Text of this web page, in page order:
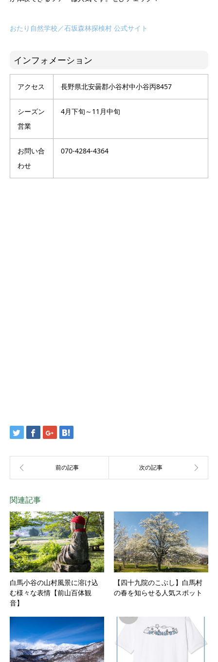
おたり自然学校／石坂森林探検村 公式サイト
インフォメーション
アクセス 長野県北安曇郡小谷村中小谷丙8457
シーズン
営業
4月下旬～11月中旬
お問い合
わせ
070-4284-4364
関連記事
白馬小谷の山村風景に溶け込
む様々な表情【前山百体観
音】
【四十九院のこぶし】白馬村
の春を知らせる人気スポット